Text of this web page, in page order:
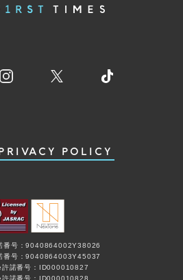
POLICY
番号：9040864002Y38026
番号：9040864003Y45037
許諾番号：ID000010827
許諾番号：ID000010828